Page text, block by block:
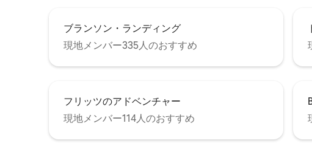
ブランソン・ランディング
現地メンバー335人のおすすめ
フリッツのアドベンチャー
現地メンバー114人のおすすめ